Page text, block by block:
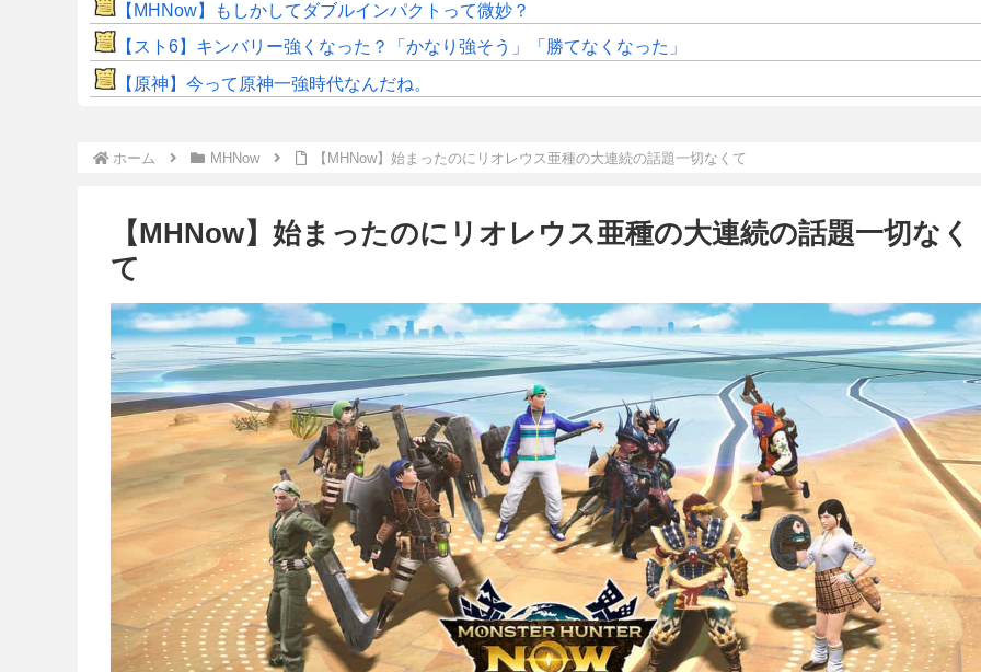
【MHNow】もしかしてダブルインパクトって微妙？
【スト6】キンバリー強くなった？「かなり強そう」「勝てなくなった」
【原神】今って原神一強時代なんだね。
ホーム MHNow 【MHNow】始まったのにリオレウス亜種の大連続の話題一切なくて
【MHNow】始まったのにリオレウス亜種の大連続の話題一切なく
て